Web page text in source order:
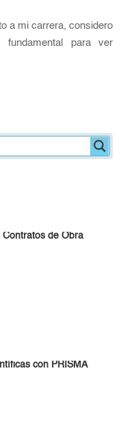
a mi carrera, considero
para ver
de Obra
con PRISMA